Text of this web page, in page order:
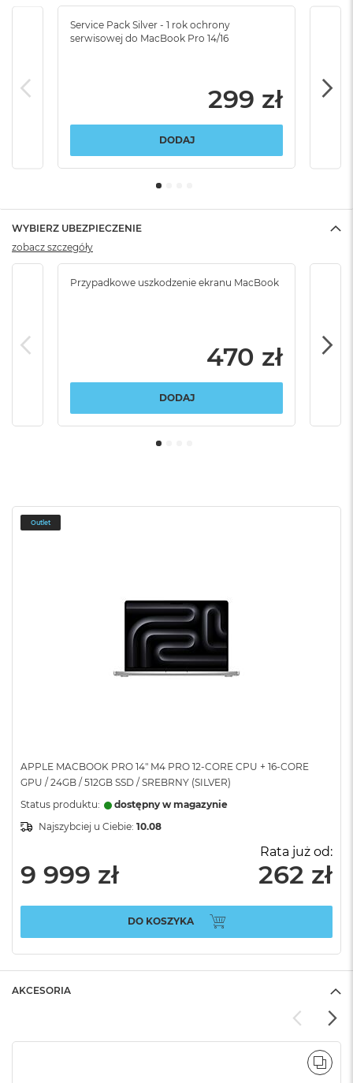
Service Pack Silver - 1 rok ochrony
serwisowej do MacBook Pro 14/16
299 zł
DODAJ
WYBIERZ UBEZPIECZENIE
Przypadkowe uszkodzenie ekranu MacBook
470 zł
DODAJ
zobacz szczegóły
Outlet
APPLE MACBOOK PRO 14" M4 PRO 12-CORE CPU + 16-CORE
GPU / 24GB / 512GB SSD / SREBRNY (SILVER)
Status produktu:
dostępny w magazynie
Najszybciej u Ciebie: 10.08
9 999 zł
Rata już od:
262 zł
DO KOSZYKA
AKCESORIA